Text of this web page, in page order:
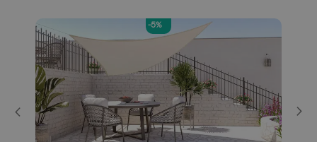
-5%